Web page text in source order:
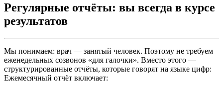
Регулярные отчёты: вы всегда в курсе
результатов
Мы понимаем: врач — занятый человек. Поэтому не требуем
еженедельных созвонов «для галочки». Вместо этого —
структурированные отчёты, которые говорят на языке цифр:
Ежемесячный отчёт включает: